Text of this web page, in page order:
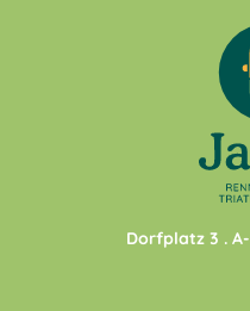
Dorfplatz 3 . A-